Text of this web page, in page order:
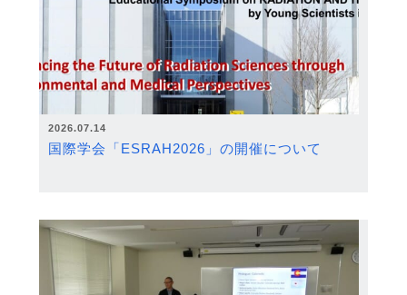
2026.07.14
国際学会「ESRAH2026」の開催について